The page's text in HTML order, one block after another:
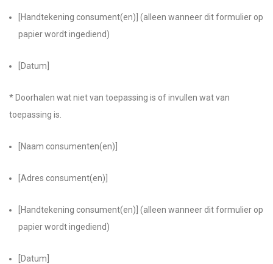
[Handtekening consument(en)] (alleen wanneer dit formulier op
papier wordt ingediend)
[Datum]
* Doorhalen wat niet van toepassing is of invullen wat van
toepassing is.
[Naam consumenten(en)]
[Adres consument(en)]
[Handtekening consument(en)] (alleen wanneer dit formulier op
papier wordt ingediend)
[Datum]